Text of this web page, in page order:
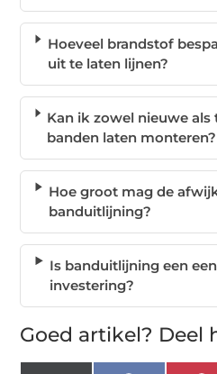
Hoeveel brandstof
uit te laten lijnen?
Kan ik zowel nieuwe als
banden laten monteren?
Hoe groot mag de
banduitlijning?
Is banduitlijning een
investering?
Goed artikel? Deel